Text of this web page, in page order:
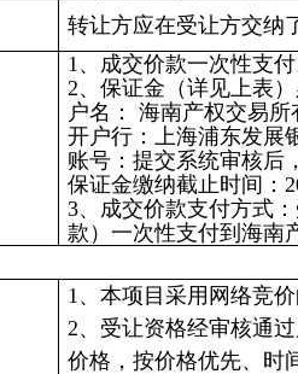
转让方应在受让方交纳
1、成交价款一次性支
2、保证金（详见上表
户名： 海南产权交易所
开户行：上海浦东发展
账号：提交系统审核后
保证金缴纳截止时间：
3、成交价款支付方式
款）一次性支付到海南
1、本项目采用网络竞
2、受让资格经审核通
价格，按价格优先、时